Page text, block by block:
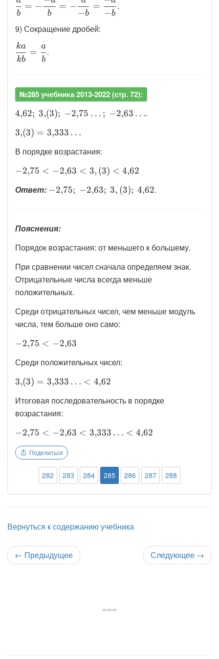
\displaystyle
\frac{a}{b}
= -\frac{-a}
{b} = -
\frac{a}{-
b} =\frac{-
b
= −
b
= −
−b
=
−b
.
9) Сокращение дробей:
\displaystyle
\frac{ka}
kb
ka
=
b
a
.
№285 учебника 2013-2022 (стр. 72):
\displaystyle
(3);\
-2{,}75\ldots;\
-2{,}63\ldots
4,62; 3,(3); −2,75 … ; −2,63 ….
\displaystyle
3{,}333\ldots
3,(3) = 3,333 …
В порядке возрастания:
\displaystyle
-2{,}63 < 3,
−2,75 < −2,63 < 3, (3) < 4,62
Ответ: \displaystyle
−2,75; −2,63; 3, (3); 4,62.
Пояснения:
Порядок возрастания: от меньшего к большему.
При сравнении чисел сначала определяем знак.
Отрицательные числа всегда меньше
положительных.
Среди отрицательных чисел, чем меньше модуль
числа, тем больше оно само:
\displaystyle
-2{,}63
−2,75 < −2,63
Среди положительных чисел:
\displaystyle
3{,}333\ldots
< 4{,}62
3,(3) = 3,333 … < 4,62
Итоговая последовательность в порядке
возрастания:
\displaystyle
-2{,}63 <
3{,}333\ldots
< 4{,}62
−2,75 < −2,63 < 3,333 … < 4,62
Поделиться
282 283 284 285 286 287 288
Вернуться к содержанию учебника
← Предыдущее Следующее →